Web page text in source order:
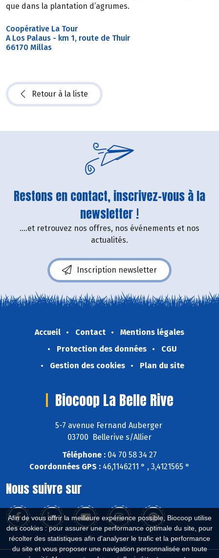
Afin de vous offrir la meilleure expérience possible, Biocoop utilise
des cookies : pour assurer une performance optimale du site, pour
récolter des statistiques afin d'analyser le trafic et la performance
du site et vous proposer une navigation personnalisée en toute
que dans la plantation d’agrumes.
Coopérative La Tour
A Los Palaus - km 1, route de Thuir
66170 Millas
Retour à la liste
Restons en contact, inscrivez-vous à la
newsletter !
....et retrouvez nos offres, nos événements et nos
actualités.
Inscription newsletter
Accueil Contact
Mentions légales
Protection des données
CGU
Gestion des cookies
Plan du site
Biocoop La Belle Rive
5-7 avenue Fernand Auberger
03700 Bellerive s/Allier
Téléphone : 04 70 58 34 27
Coordonnées GPS : 46,1146211 ° , 3,4121565 °
Nous suivre sur